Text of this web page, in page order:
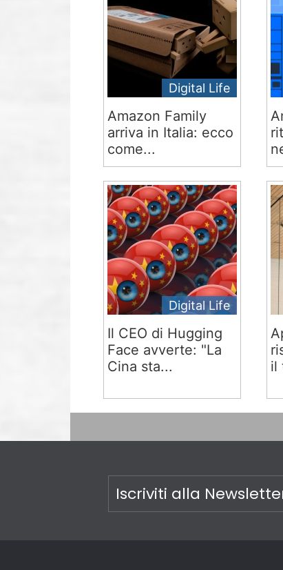
Digital Life
Amazon Family
arriva in Italia: ecco
come...
Digital Life
Il CEO di Hugging
Face avverte: "La
Cina sta...
il
Iscriviti alla